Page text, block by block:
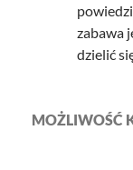
zabawa
dzielić
MOŻLIWOŚĆ